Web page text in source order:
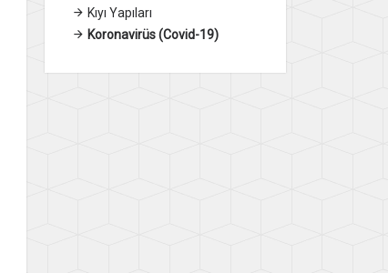
Kıyı Yapıları
Koronavirüs (Covid-19)